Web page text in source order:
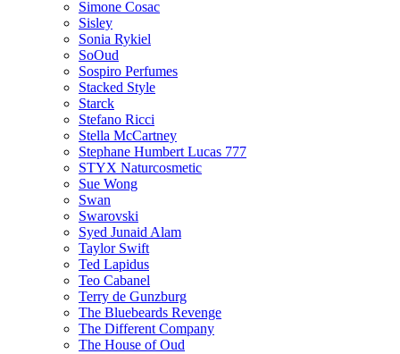
Simone Cosac
Sisley
Sonia Rykiel
SoOud
Sospiro Perfumes
Stacked Style
Starck
Stefano Ricci
Stella McCartney
Stephane Humbert Lucas 777
STYX Naturсosmetic
Sue Wong
Swan
Swarovski
Syed Junaid Alam
Taylor Swift
Ted Lapidus
Teo Cabanel
Terry de Gunzburg
The Bluebeards Revenge
The Different Company
The House of Oud